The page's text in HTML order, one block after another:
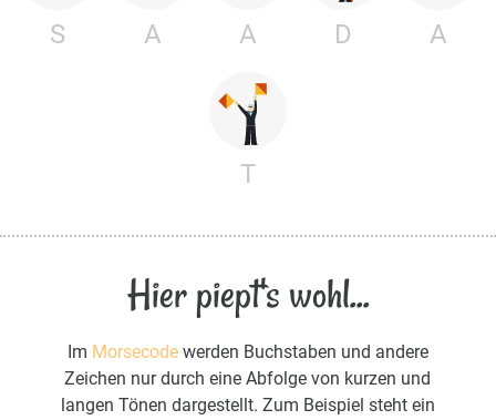
S A A D A
T
Hier piept's wohl...
Im Morsecodewerden Buchstaben und andere
Zeichen nur durch eine Abfolge von kurzen und
langen Tönen dargestellt. Zum Beispiel steht ein